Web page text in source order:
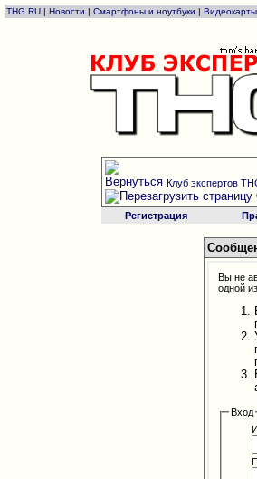
THG.RU | Новости | Смартфоны и ноутбуки | Видеокарты
Клуб экспертов
Регистрация
Вы не
одной
Вход